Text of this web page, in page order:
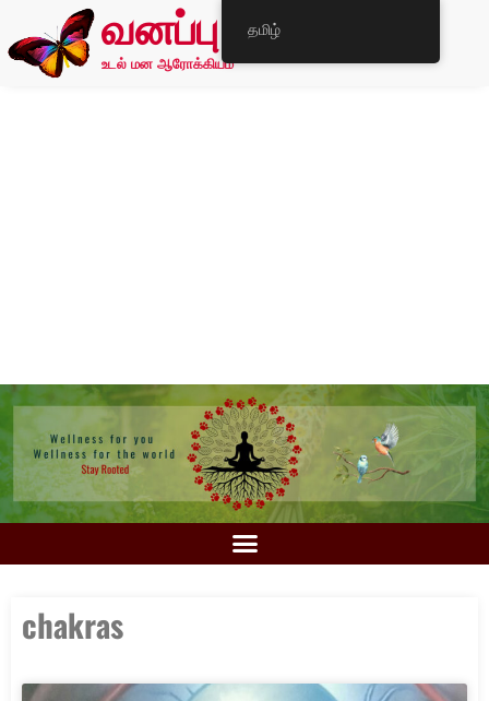
வனப்பு
உடல் மன ஆரோக்கியம்
chakras
தமிழ்